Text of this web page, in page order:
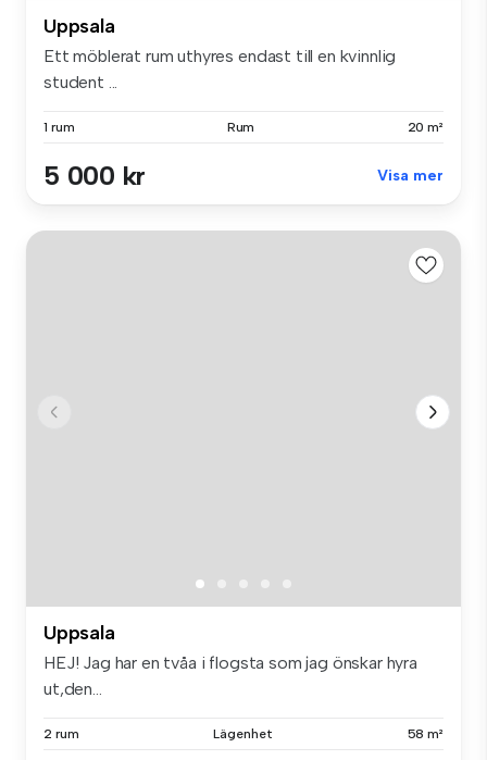
Uppsala
Ett möblerat rum uthyres endast till en kvinnlig
student ...
1 rum Rum 20 m²
5 000 kr Visa mer
Uppsala
HEJ! Jag har en tvåa i flogsta som jag önskar hyra
ut,den...
2 rum Lägenhet 58 m²